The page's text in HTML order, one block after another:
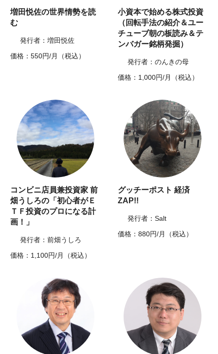
増田悦佐の世界情勢を読
む
発行者：増田悦佐
価格：550円/月（税込）
小資本で始める株式投資
（回転手法の紹介＆ユー
チューブ朝の板読み＆テ
ンバガー銘柄発掘）
発行者：のんきの母
価格：1,000円/月（税込）
コンビニ店員兼投資家 前
畑うしろの「初心者がＥ
ＴＦ投資のプロになる計
画！」
発行者：前畑うしろ
価格：1,100円/月（税込）
グッチーポスト 経済
ZAP!!
発行者：Salt
価格：880円/月（税込）